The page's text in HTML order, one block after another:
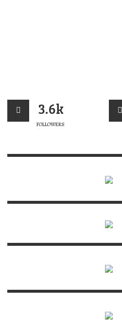
3.6k
FOLLOWERS